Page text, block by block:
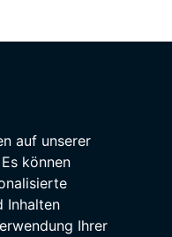
auf unserer
können
Inhalten
Ihrer